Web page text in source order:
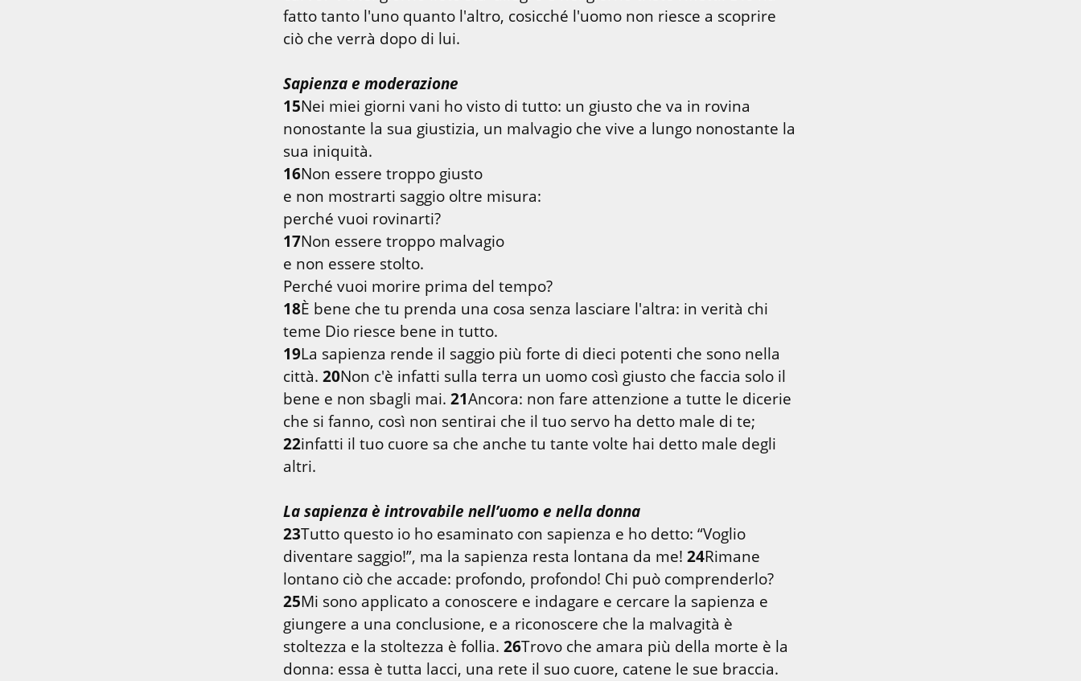
fatto tanto l'uno quanto l'altro, cosicché l'uomo non riesce a scoprire
ciò che verrà dopo di lui.
Sapienza e moderazione
15Nei miei giorni vani ho visto di tutto: un giusto che va in rovina
nonostante la sua giustizia, un malvagio che vive a lungo nonostante la
16Non essere troppo giusto
e non mostrarti saggio oltre misura:
17Non essere troppo malvagio
e non essere stolto.
18È bene che tu prenda una cosa senza lasciare l'altra: in verità chi
19La sapienza rende il saggio più forte di dieci potenti che sono nella
città. 20Non c'è infatti sulla terra un uomo così giusto che faccia solo il
bene e non sbagli mai. 21Ancora: non fare attenzione a tutte le dicerie
22infatti il tuo cuore sa che anche tu tante volte hai detto male degli
altri.
La sapienza è introvabile nell’uomo e nella donna
23Tutto questo io ho esaminato con sapienza e ho detto: “Voglio
diventare saggio!”, ma la sapienza resta lontana da me! 24Rimane
25Mi sono applicato a conoscere e indagare e cercare la sapienza e
giungere a una conclusione, e a riconoscere che la malvagità è
stoltezza e la stoltezza è follia. 26Trovo che amara più della morte è la
donna: essa è tutta lacci, una rete il suo cuore, catene le sue braccia.